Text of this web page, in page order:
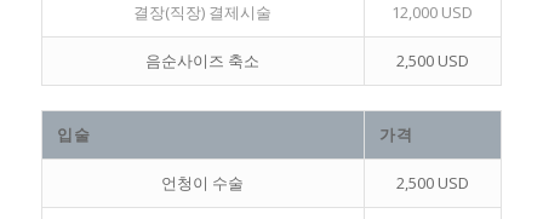
결장(직장) 결제시술 12,000 USD
음순사이즈 축소 2,500 USD
입술 가격
언청이 수술 2,500 USD